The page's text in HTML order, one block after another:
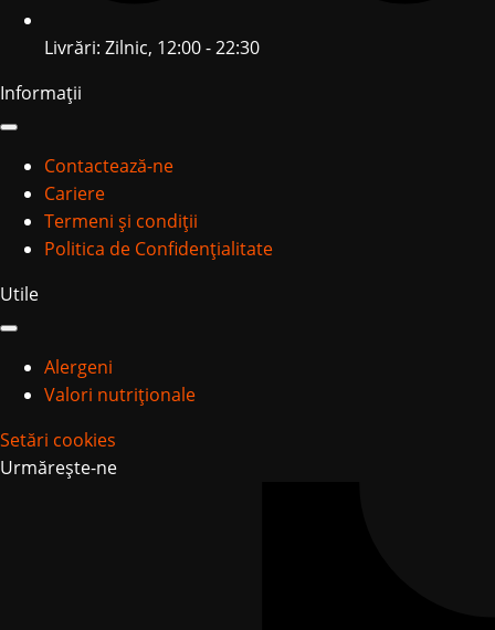
Livrări: Zilnic, 12:00 - 22:30
Informații
Contactează-ne
Cariere
Termeni și condiții
Politica de Confidențialitate
Utile
Alergeni
Valori nutriționale
Setări cookies
Urmărește-ne